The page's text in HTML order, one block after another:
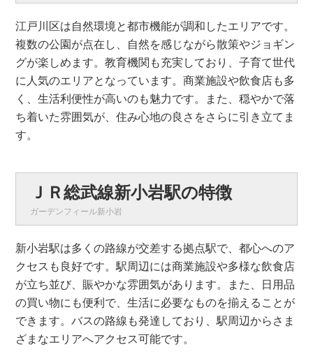
江戸川区は自然環境と都市機能が調和したエリアです。
複数の公園が点在し、自然を感じながら散策やジョギン
グが楽しめます。教育機関も充実しており、子育て世代
に人気のエリアとなっています。商業施設や飲食店も多
く、生活利便性が高いのも魅力です。また、穏やかで落
ち着いた雰囲気が、住み心地の良さをさらに引き立てま
す。
ＪＲ総武線新小岩駅の特徴
ガーデンフィール新小岩
新小岩駅は多くの路線が交差する拠点駅で、都心へのア
クセスも良好です。駅周辺には商業施設や多様な飲食店
が立ち並び、賑やかな雰囲気があります。また、日用品
の買い物にも便利で、生活に必要なものを揃えることが
できます。バスの路線も発達しており、駅周辺からさま
ざまなエリアへアクセス可能です。